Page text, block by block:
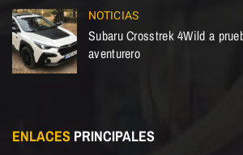
NOTICIAS
Subaru Crosstrek 4Wild a
aventurero
ENLACES PRINCIPALES